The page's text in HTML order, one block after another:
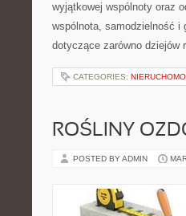
wyjątkowej wspólnoty oraz
wspólnota, samodzielność i
dotyczące zarówno dziejów
CATEGORIES:
ROŚLINY
POSTED BY ADMIN